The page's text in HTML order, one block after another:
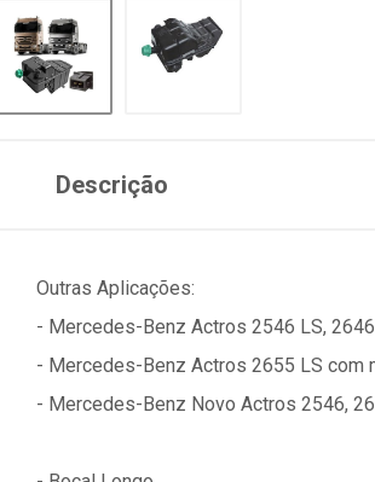
Descrição
Outras Aplicações:
- Mercedes-Benz Actros 2546 LS,
- Mercedes-Benz Actros 2655 LS com
- Mercedes-Benz Novo Actros 2546,